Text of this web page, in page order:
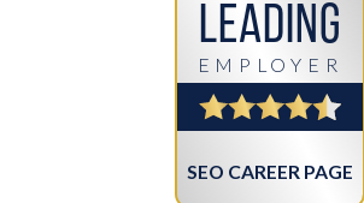
Leading
EMPLOYER
SEO CAREER PAGE